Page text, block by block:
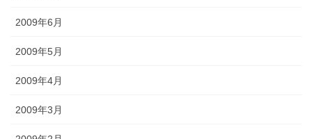
2009年6月
2009年5月
2009年4月
2009年3月